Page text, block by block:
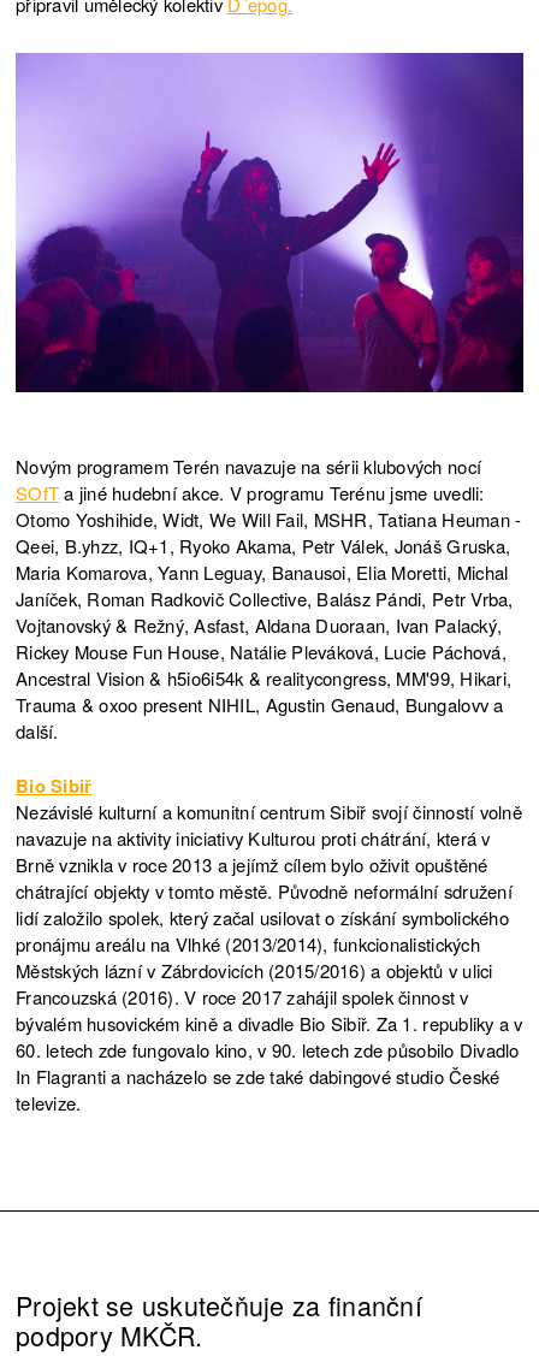
Novým programem Terén navazuje na sérii klubových nocí
SOfTa jiné hudební akce. V programu Terénu jsme uvedli:
Otomo Yoshihide, Widt, We Will Fail, MSHR, Tatiana Heuman -
Qeei, B.yhzz, IQ+1, Ryoko Akama, Petr Válek, Jonáš Gruska,
Maria Komarova, Yann Leguay, Banausoi, Elia Moretti, Michal
Janíček, Roman Radkovič Collective, Balász Pándi, Petr Vrba,
Vojtanovský & Režný, Asfast, Aldana Duoraan, Ivan Palacký,
Rickey Mouse Fun House, Natálie Pleváková, Lucie Páchová,
Ancestral Vision & h5io6i54k & realitycongress, MM'99, Hikari,
Trauma & oxoo present NIHIL, Agustin Genaud, Bungalovv a
další.
Bio Sibiř
Nezávislé kulturní a komunitní centrum Sibiř svojí činností volně
navazuje na aktivity iniciativy Kulturou proti chátrání, která v
Brně vznikla v roce 2013 a jejímž cílem bylo oživit opuštěné
chátrající objekty v tomto městě. Původně neformální sdružení
lidí založilo spolek, který začal usilovat o získání symbolického
pronájmu areálu na Vlhké (2013/2014), funkcionalistických
Městských lázní v Zábrdovicích (2015/2016) a objektů v ulici
Francouzská (2016). V roce 2017 zahájil spolek činnost v
bývalém husovickém kině a divadle Bio Sibiř. Za 1. republiky a v
60. letech zde fungovalo kino, v 90. letech zde působilo Divadlo
In Flagranti a nacházelo se zde také dabingové studio České
televize.
Projekt se uskutečňuje za finanční
podpory MKČR.